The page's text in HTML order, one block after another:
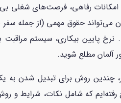
امکانات رفاهی، فرصت‌های
نرخ پایین بیکاری، سیستم
آلمان مطلع شوید.
چندین روش برای تبدیل شدن به
رفته‌ایم که شامل نکات، شرایط و